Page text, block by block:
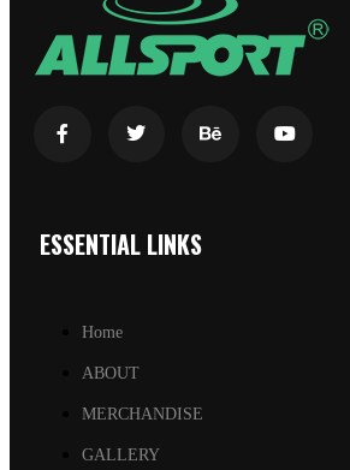
ESSENTIAL LINKS
Home
ABOUT
MERCHANDISE
GALLERY